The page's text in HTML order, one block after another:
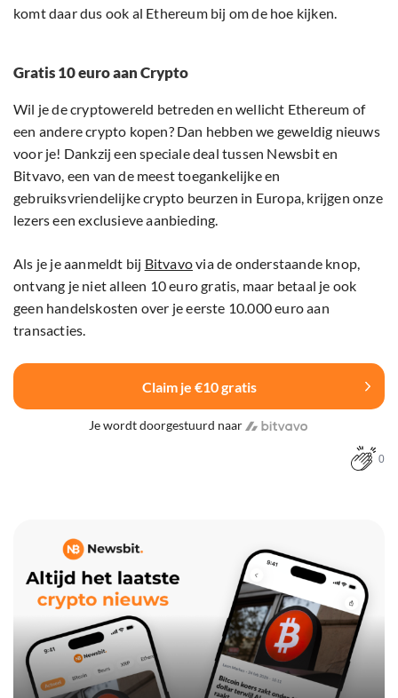
komt daar dus ook al Ethereum bij om de hoe kijken.
Gratis 10 euro aan Crypto
Wil je de cryptowereld betreden en wellicht Ethereum of
een andere crypto kopen? Dan hebben we geweldig nieuws
voor je! Dankzij een speciale deal tussen Newsbit en
Bitvavo, een van de meest toegankelijke en
gebruiksvriendelijke crypto beurzen in Europa, krijgen onze
lezers een exclusieve aanbieding.
Als je je aanmeldt bij Bitvavovia de onderstaande knop,
ontvang je niet alleen 10 euro gratis, maar betaal je ook
geen handelskosten over je eerste 10.000 euro aan
transacties.
Claim je €10 gratis
Je wordt doorgestuurd naar
0